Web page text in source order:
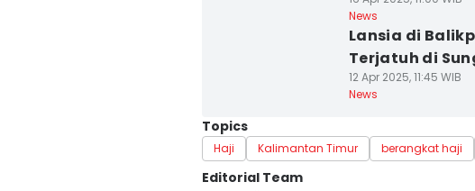
News
Lansia di
Terjatuh di
12 Apr 2025, 11:45 WIB
News
Topics
Haji Kalimantan Timur berangkat haji
Editorial Team